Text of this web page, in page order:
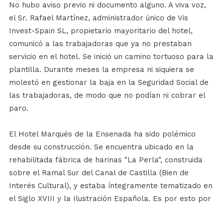
No hubo aviso previo ni documento alguno. A viva voz,
el Sr. Rafael Martínez, administrador único de Vis
Invest-Spain SL, propietario mayoritario del hotel,
comunicó a las trabajadoras que ya no prestaban
servicio en el hotel. Se inició un camino tortuoso para la
plantilla. Durante meses la empresa ni siquiera se
molestó en gestionar la baja en la Seguridad Social de
las trabajadoras, de modo que no podían ni cobrar el
paro.
El Hotel Marqués de la Ensenada ha sido polémico
desde su construcción. Se encuentra ubicado en la
rehabilitada fábrica de harinas "La Perla", construida
sobre el Ramal Sur del Canal de Castilla (Bien de
Interés Cultural), y estaba íntegramente tematizado en
el Siglo XVIII y la Ilustración Española. Es por esto por